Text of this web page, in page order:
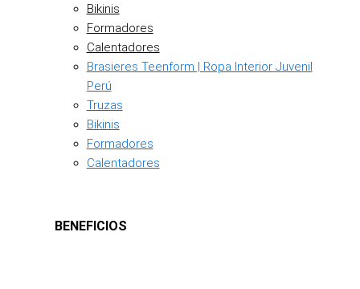
Bikinis
Formadores
Calentadores
Brasieres Teenform | Ropa Interior Juvenil
Perú
Truzas
Bikinis
Formadores
Calentadores
BENEFICIOS